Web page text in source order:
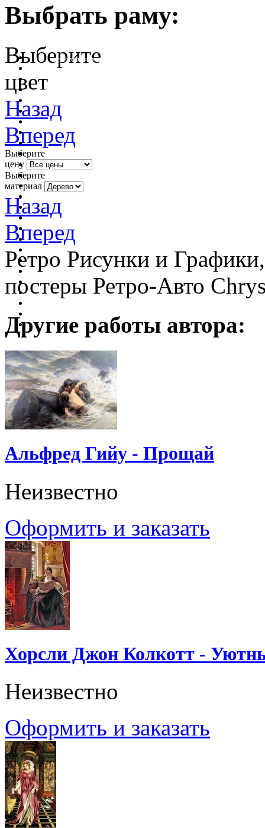
Выбрать раму:
очистить фильтр цвета
Выберите
цвет
Назад
Вперед
Выберите
цену
Выберите
материал
Назад
Вперед
Ретро Рисунки и
постеры Ретро-Авто
Другие работы автора:
Альфред Гийу - Прощай
Неизвестно
Оформить и заказать
Хорсли Джон Колкотт -
Неизвестно
Оформить и заказать